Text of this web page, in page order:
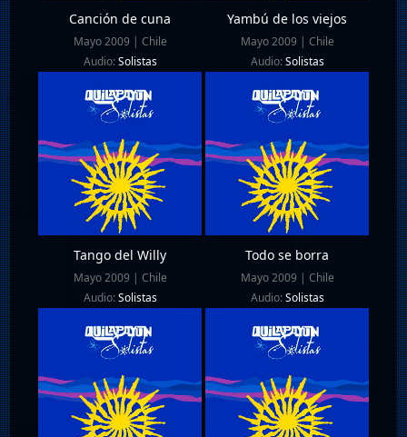
Canción de cuna
Mayo 2009 | Chile
Audio:Solistas
Yambú de los viejos
Mayo 2009 | Chile
Audio:Solistas
Tango del Willy
Mayo 2009 | Chile
Audio:Solistas
Todo se borra
Mayo 2009 | Chile
Audio:Solistas